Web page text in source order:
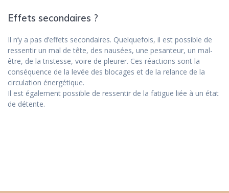
Effets secondaires ?
Il n’y a pas d’effets secondaires. Quelquefois, il est possible de
ressentir un mal de tête, des nausées, une pesanteur, un mal-
être, de la tristesse, voire de pleurer. Ces réactions sont la
conséquence de la levée des blocages et de la relance de la
circulation énergétique.
Il est également possible de ressentir de la fatigue liée à un état
de détente.